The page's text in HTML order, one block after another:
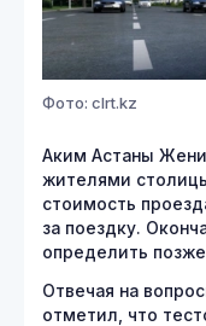
Фото: clrt.kz
Аким Астаны
жителями
стоимость
за поездку.
определить
Отвечая на
отметил, что